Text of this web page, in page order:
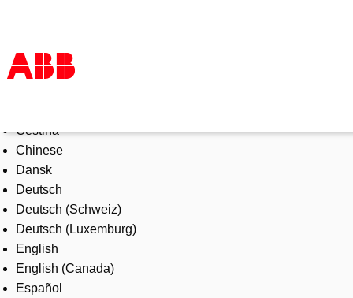
Products & Solutions
Industries
Services
About us
Where to buy
Contact us
Careers
Čeština
Chinese
Dansk
Deutsch
Deutsch (Schweiz)
Deutsch (Luxemburg)
English
English (Canada)
Español